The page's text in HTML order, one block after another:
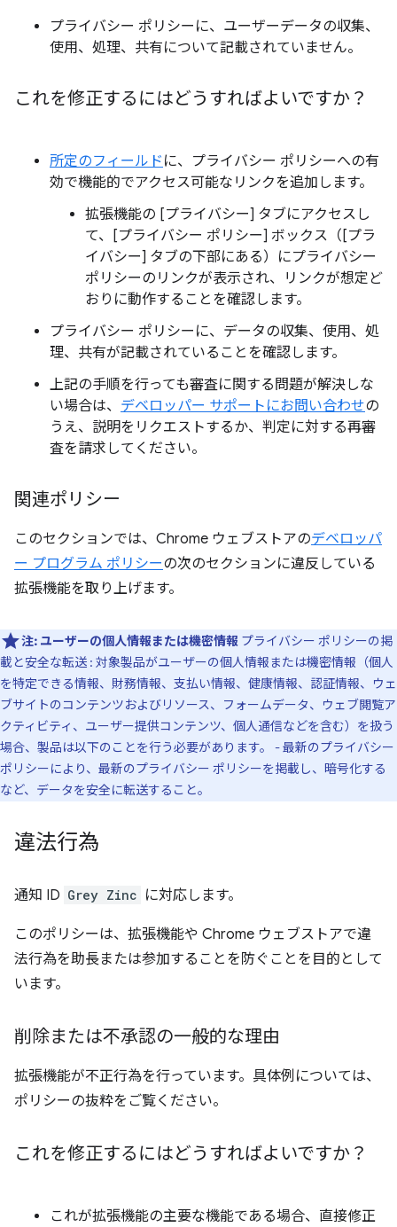
プライバシー ポリシーに、ユーザーデータの収集、
使用、処理、共有について記載されていません。
これを修正するにはどうすればよいですか？
所定のフィールド に、プライバシー ポリシーへの有
効で機能的でアクセス可能なリンクを追加します。
拡張機能の [プライバシー] タブにアクセスし
て、[プライバシー ポリシー] ボックス（[プラ
イバシー] タブの下部にある）にプライバシー
ポリシーのリンクが表示され、リンクが想定ど
おりに動作することを確認します。
プライバシー ポリシーに、データの収集、使用、処
理、共有が記載されていることを確認します。
上記の手順を行っても審査に関する問題が解決しな
い場合は、 デベロッパー サポートにお問い合わせの
うえ、説明をリクエストするか、判定に対する再審
査を請求してください。
関連ポリシー
このセクションでは、Chrome ウェブストアのデベロッパ
ー プログラム ポリシーの次のセクションに違反している
拡張機能を取り上げます。
注: ユーザーの個人情報または機密情報 プライバシー ポリシーの掲
載と安全な転送 : 対象製品がユーザーの個人情報または機密情報（個人
を特定できる情報、財務情報、支払い情報、健康情報、認証情報、ウェ
ブサイトのコンテンツおよびリソース、フォームデータ、ウェブ閲覧ア
クティビティ、ユーザー提供コンテンツ、個人通信などを含む）を扱う
場合、製品は以下のことを行う必要があります。 - 最新のプライバシー
ポリシーにより、最新のプライバシー ポリシーを掲載し、暗号化する
など、データを安全に転送すること。
違法行為
通知 ID Grey Zinc に対応します。
このポリシーは、拡張機能や Chrome ウェブストアで違
法行為を助長または参加することを防ぐことを目的として
います。
削除または不承認の一般的な理由
拡張機能が不正行為を行っています。具体例については、
ポリシーの抜粋をご覧ください。
これを修正するにはどうすればよいですか？
これが拡張機能の主要な機能である場合、直接修正